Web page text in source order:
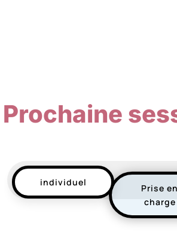
Prochaine
individuel
Prise en
charge